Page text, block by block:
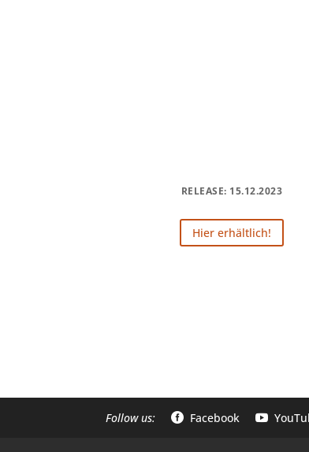
RELEASE: 15.12.2023
Hier erhältlich!
Follow us:  Facebook 